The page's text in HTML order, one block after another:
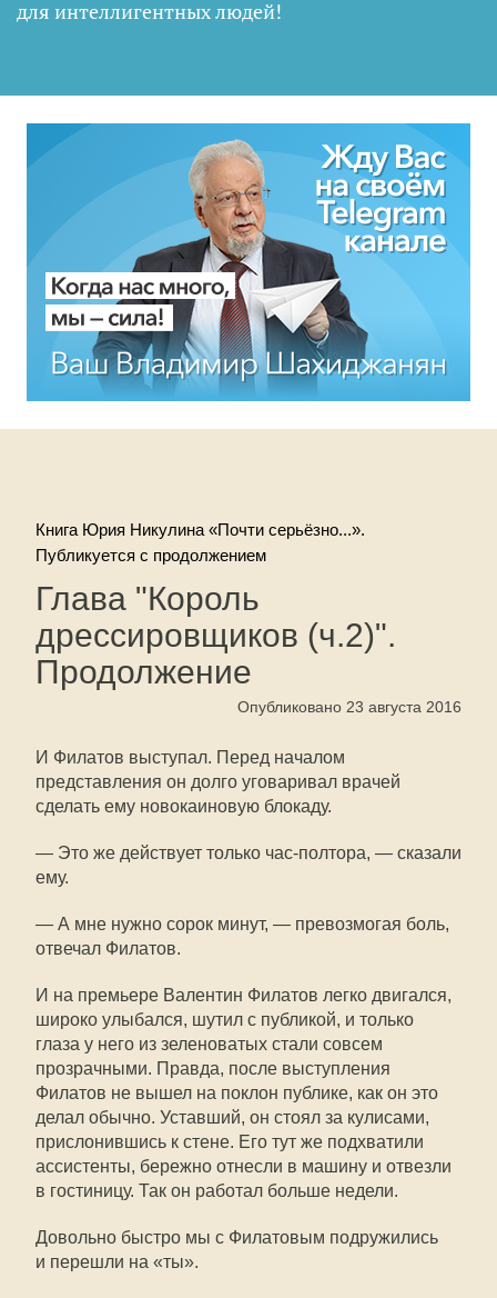
для интеллигентных людей!
Книга Юрия Никулина «Почти серьёзно...».
Публикуется с продолжением
Глава "Король
дрессировщиков (ч.2)".
Продолжение
Опубликовано 23 августа 2016
И Филатов выступал. Перед началом
представления он долго уговаривал врачей
сделать ему новокаиновую блокаду.
— Это же действует только час-полтора, — сказали
ему.
— А мне нужно сорок минут, — превозмогая боль,
отвечал Филатов.
И на премьере Валентин Филатов легко двигался,
широко улыбался, шутил с публикой, и только
глаза у него из зеленоватых стали совсем
прозрачными. Правда, после выступления
Филатов не вышел на поклон публике, как он это
делал обычно. Уставший, он стоял за кулисами,
прислонившись к стене. Его тут же подхватили
ассистенты, бережно отнесли в машину и отвезли
в гостиницу. Так он работал больше недели.
Довольно быстро мы с Филатовым подружились
и перешли на «ты».